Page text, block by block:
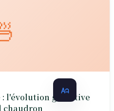
l'évolution gustative
chaudron